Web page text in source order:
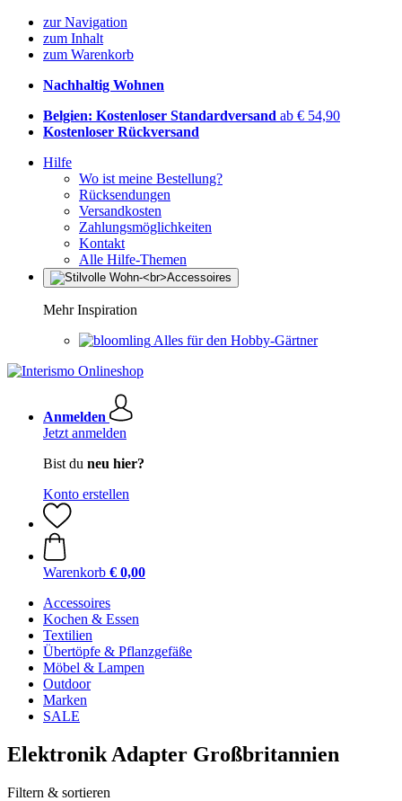
zur Navigation
zum Inhalt
zum Warenkorb
Nachhaltig Wohnen
Belgien: Kostenloser Standardversand ab € 54,90
Kostenloser Rückversand
Hilfe
Wo ist meine Bestellung?
Rücksendungen
Versandkosten
Zahlungsmöglichkeiten
Kontakt
Alle Hilfe-Themen
Mehr Inspiration
Alles für den Hobby-Gärtner
Anmelden
Jetzt anmelden
Bist du neu hier?
Konto erstellen
Warenkorb € 0,00
Accessoires
Kochen & Essen
Textilien
Übertöpfe & Pflanzgefäße
Möbel & Lampen
Outdoor
Marken
SALE
Elektronik Adapter Großbritannien
Filtern & sortieren